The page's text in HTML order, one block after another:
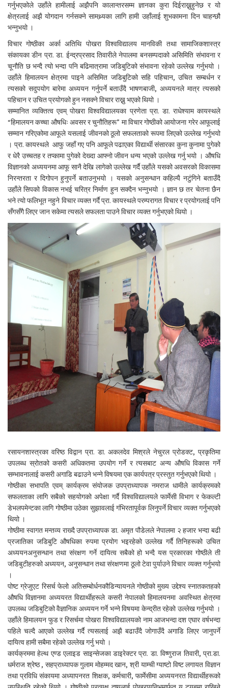
गर्नुभएकोले उहाँले हामीलाई अझैपनि कालान्तरसम्म ज्ञानका कुरा दिईराख्नुहुनेछ र यो
क्षेत्रलाई अझै योगदान गर्नसक्ने सामथ्र्यका लागि हामी उहाँलाई शुभकामना दिन चाहन्छौ
भन्नुभयो ।
विचार गोष्ठीका अर्का अतिथि पोखरा विश्वविद्यालय मानविकी तथा सामाजिकशास्त्र
संकायका डीन प्रा. डा. ईन्द्रप्रसाद तिवारीले नेपालमा बनसम्पदाको असिमिति संभावना र
चूनौति छ भन्दै त्यो भन्दा पनि बढिमात्रामा जडिबुटिको संभावना रहेको उल्लेख गर्नुभयो ।
उहाँले हिमालयन क्षेत्रमा पाइने असिमित जडिबुटिको सहि पहिचान, उचित सम्बर्धन र
त्यसको सदुपयोग बारेमा अध्ययन गर्नुपर्ने बताउँदै भाषणबाजी, अध्ययनले मात्र त्यसको
पहिचान र उचित प्रयोगको हुन नसक्ने विचार राख्नु भएको थियो ।
सम्मानित व्यक्तित्व एवम् पोखरा विश्वविद्यालयका प्रणेता प्रा. डा. राधेश्याम कायस्थले
“हिमालयन कच्चा औषधिः अवसर र चुनौतिहरू” मा विचार गोष्ठीको आयोजना गरेर आफूलाई
सम्मान गरिएकोमा आफूले यसलाई जीवनको ठूलो सफलताको रूपमा लिएको उल्लेख गर्नुभयो
। प्रा. कायस्थले आफु जहाँ गए पनि आफूले पढाएका विद्यार्थी संसारका कुना कुनामा पुगेको
र धेरै उच्चतह र तप्कामा पुगेको देख्दा आफ्नो जीवन धन्य भएको उल्लेख गर्नु भयो । औषधि
विज्ञानको अध्ययनमा आफू सानै देखि लागेको उल्लेख गर्दै उहाँले यसको अवसरको विकासमा
निरन्तरता र दिगोपन हुनुपर्ने बताउनुभयो । यसको अनुसन्धान कहिल्यै नटुंगिने बताउँदै
उहाँले सिपको विकास नभई चरित्र निर्माण हुन सक्दैन भन्नुभयो । ज्ञान छ तर चेतना छैन
भने त्यो फलिभूत नहुने विचार व्यक्त गर्दै प्रा. कायस्थले परम्परागत विचार र प्रयोगलाई पनि
सँगसँगै लिएर जान सकेमा त्यसले सफलता पाउने विचार व्यक्त गर्नुभएको थियो ।
रसायनशास्त्रका वरिष्ठ विद्वान प्रा. डा. अकलदेव मिश्रले नेचुरल प्रोडक्ट, प्रकृतिमा
उपलब्ध स्रोतको कसरी अधिकतमा उपयोग गर्ने र त्यसबाट अन्य औषधि विकास गर्ने
सम्भावनालाई कसरी अगाडि बढाउने भन्ने विषयमा एक कार्यपत्र प्रस्तुत गर्नुभएको थियो ।
गोष्ठीका सभापति एवम् कार्यक्रम संयोजक उपप्राध्यापक नमराज धामीले कार्यक्रमको
सफलताका लागि सबैको सहयोगको अपेक्षा गर्दै विश्वविद्यालयले फार्मेसी विभाग र फेकल्टी
डेभलपमेन्टका लागि गोष्ठीमा उठेका सुझावलाई गंभिरतापूर्वक लिनुपर्ने विचार व्यक्त गर्नुभएको
थियो ।
गोष्ठीमा स्वागत मन्तव्य राख्दै उपप्राध्यापक डा. अमृत पौडेलले नेपालमा २ हजार भन्दा बढी
प्रजातिका जडिबुटि औषधिका रुपमा प्रयोग भइरहेको उल्लेख गर्दै तिनिहरूको उचित
अध्ययनअनुसन्धान तथा संरक्षण गर्ने दायित्व सबैको हो भन्दै यस प्रकारका गोष्ठीले ती
जडिबुटीहरुको अध्ययन, अनुसन्धान तथा संरक्षणमा ठूलो टेवा पुर्याउने विचार व्यक्त गर्नुभयो
।
पोष्ट ग्रेजुएट रिसर्च फेलो अतिसम्बोर्धनकौडिन्यायनले गोष्ठीको मुख्य उद्देश्य स्नातकतहको
औषधि विज्ञानमा अध्ययरत विद्यार्थीहरूले कसरी नेपालको हिमालयनमा अवस्थित क्षेत्रमा
उपलब्ध जडिबुटिको वैज्ञानिक अध्ययन गर्ने भन्ने विषयमा केन्द्रीत रहेको उल्लेख गर्नुभयो ।
उहाँले हिमालयन फुड र रिसर्चमा पोखरा विश्वविद्यालयको नाम आजभन्दा दश एघार वर्षभन्दा
पहिले चल्दै आएको उल्लेख गर्दै त्यसलाई अझै बढाउँदै जोगाउँदै अगाडि लिएर जानुपर्ने
दायित्व हामी सबैमा रहेको उल्लेख गर्नु भयो ।
कार्यक्रममा हेल्थ एण्ड एलाइड साइन्सेजका डाइरेक्टर प्रा. डा. विष्णुराज तिवारी, प्रा.डा.
धर्मराज श्रेष्ठ , सहप्राध्यापक गुलाम मोहम्मद खान, श्री याम्ची ग्याष्टो विष्ट लगायत विज्ञान
तथा प्रविधि संकायमा अध्यापनरत शिक्षक, कर्मचारी, फार्मेसीमा अध्ययनरत विद्यार्थीहरूको